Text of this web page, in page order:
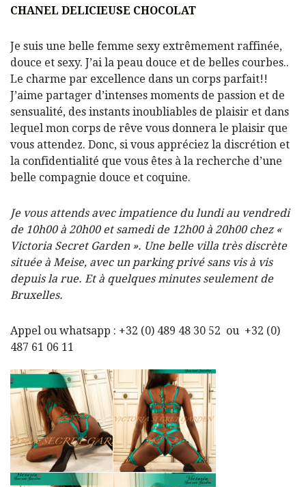
CHANEL DELICIEUSE CHOCOLAT
Je suis une belle femme sexy extrêmement raffinée,
douce et sexy. J’ai la peau douce et de belles courbes..
Le charme par excellence dans un corps parfait!!
J’aime partager d’intenses moments de passion et de
sensualité, des instants inoubliables de plaisir et dans
lequel mon corps de rêve vous donnera le plaisir que
vous attendez. Donc, si vous appréciez la discrétion et
la confidentialité que vous êtes à la recherche d’une
belle compagnie douce et coquine.
Je vous attends avec impatience du lundi au vendredi
de 10h00 à 20h00 et samedi de 12h00 à 20h00 chez «
Victoria Secret Garden ». Une belle villa très discrète
située à Meise, avec un parking privé sans vis à vis
depuis la rue. Et à quelques minutes seulement de
Bruxelles.
Appel ou whatsapp : +32 (0) 489 48 30 52 ou +32 (0)
487 61 06 11